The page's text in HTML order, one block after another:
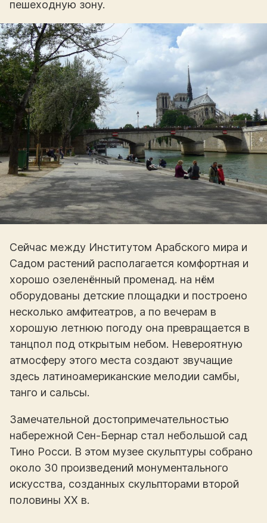
пешеходную зону.
Сейчас между Институтом Арабского мира и
Садом растений располагается комфортная и
хорошо озеленённый променад. на нём
оборудованы детские площадки и построено
несколько амфитеатров, а по вечерам в
хорошую летнюю погоду она превращается в
танцпол под открытым небом. Невероятную
атмосферу этого места создают звучащие
здесь латиноамериканские мелодии самбы,
танго и сальсы.
Замечательной достопримечательностью
набережной Сен-Бернар стал небольшой сад
Тино Росси. В этом музее скульптуры собрано
около 30 произведений монументального
искусства, созданных скульпторами второй
половины XX в.